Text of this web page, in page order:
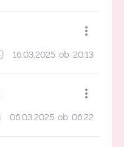
16.03.2025 ob 20:13
06.03.2025 ob 06:22